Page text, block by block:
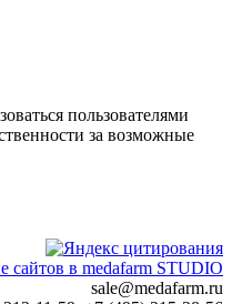
пользователями
за возможные
сайтов в medafarm STUDIO
sale@medafarm.ru